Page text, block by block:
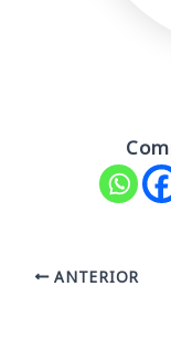
Navegación
ANTERIOR